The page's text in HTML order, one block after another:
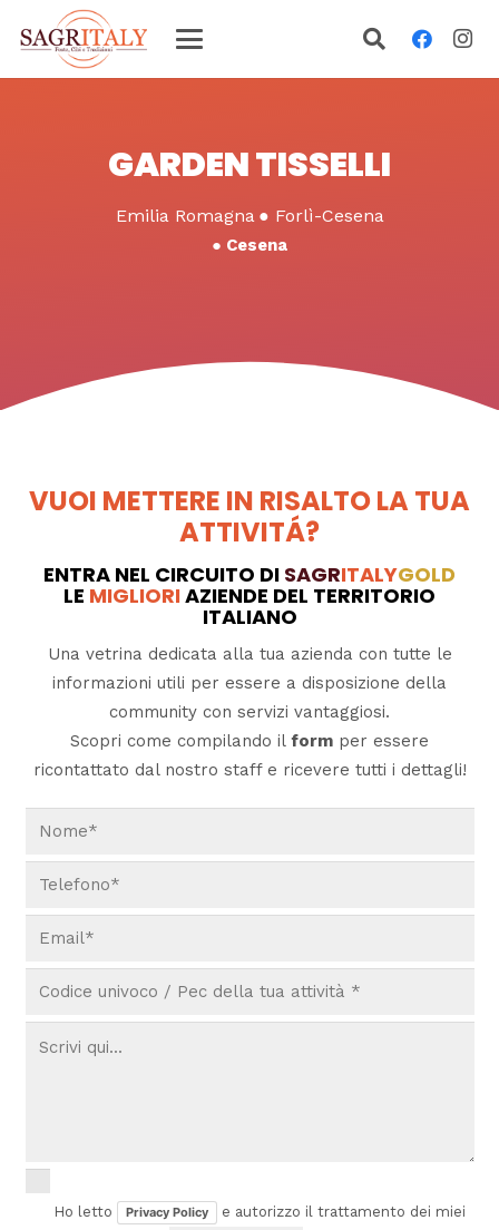
GARDEN TISSELLI
Emilia Romagna ● Forlì-Cesena
● Cesena
VUOI METTERE IN RISALTO LA TUA
ATTIVITÁ?
ENTRA NEL CIRCUITO DI SAGRITALYGOLD
LE MIGLIORIAZIENDE DEL TERRITORIO
ITALIANO
Una vetrina dedicata alla tua azienda con tutte le
informazioni utili per essere a disposizione della
community con servizi vantaggiosi.
Scopri come compilando il form per essere
ricontattato dal nostro staff e ricevere tutti i dettagli!
Ho letto Privacy Policy
e autorizzo il trattamento dei miei